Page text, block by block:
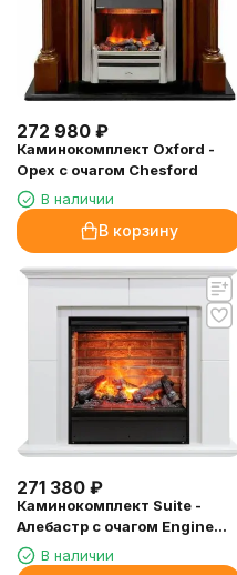
272 980 ₽
Каминокомплект Oxford -
Орех с очагом Chesford
В наличии
В корзину
271 380 ₽
Каминокомплект Suite -
Алебастр с очагом Engine
56-600 BB
В наличии